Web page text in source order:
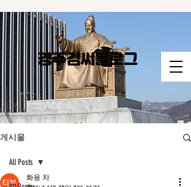
경주김씨​블로그
게시물
All Posts
화용 차